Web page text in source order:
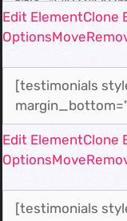
Edit ElementClone
OptionsMove
Edit ElementClone
OptionsMove